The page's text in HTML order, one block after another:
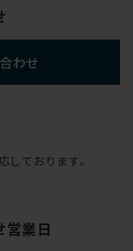
わせ
ております。
営業日